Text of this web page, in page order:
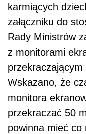
karmiących
załączniku do
Rady Ministrów
z monitorami
Wskazano, że
monitora
przekraczać 50
powinna mieć co